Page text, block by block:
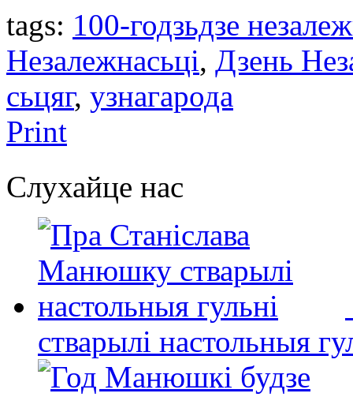
tags: 100-годзьдзе
Незалежнасьці, Дзень
сьцяг, узнагародa
Print
Слухайце нас
стварылі настольныя